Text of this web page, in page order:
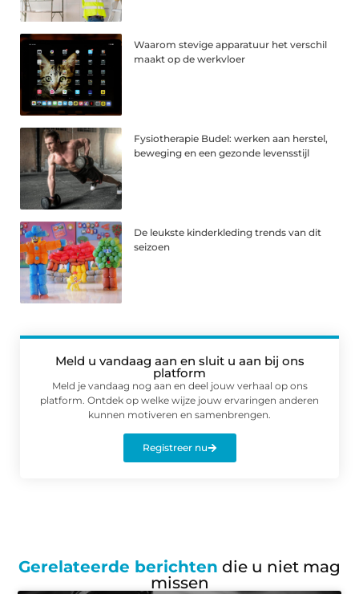
Waarom stevige apparatuur het verschil
maakt op de werkvloer
Fysiotherapie Budel: werken aan herstel,
beweging en een gezonde levensstijl
De leukste kinderkleding trends van dit
seizoen
Meld u vandaag aan en sluit u aan bij ons
platform
Meld je vandaag nog aan en deel jouw verhaal op ons
platform. Ontdek op welke wijze jouw ervaringen anderen
kunnen motiveren en samenbrengen.
Registreer nu
Gerelateerde berichten die u niet mag
missen